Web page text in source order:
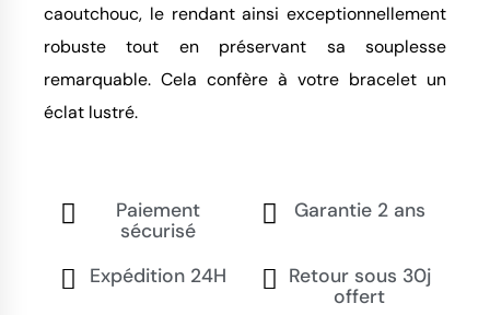
caoutchouc, le rendant ainsi exceptionnellement
robuste tout en préservant sa souplesse
remarquable. Cela confère à votre bracelet un
éclat lustré.
Paiement
sécurisé
Garantie 2 ans
Expédition 24H
Retour sous 30j
offert